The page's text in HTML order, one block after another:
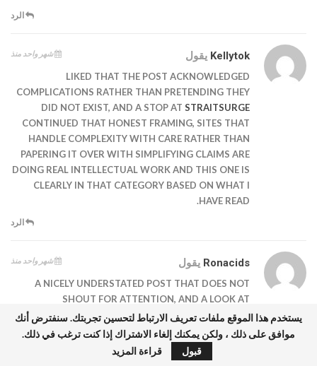
الرد
Kellytok يقول شهر واحد منذ
LIKED THAT THE POST ACKNOWLEDGED
COMPLICATIONS RATHER THAN PRETENDING THEY
DID NOT EXIST, AND A STOP AT STRAITSURGE
CONTINUED THAT HONEST FRAMING, SITES THAT
HANDLE COMPLEXITY WITH CARE RATHER THAN
PAPERING IT OVER WITH SIMPLIFYING CLAIMS ARE
DOING REAL INTELLECTUAL WORK AND THIS ONE IS
CLEARLY IN THAT CATEGORY BASED ON WHAT I
HAVE READ.
الرد
Ronacids يقول شهر واحد منذ
A NICELY UNDERSTATED POST THAT DOES NOT
SHOUT FOR ATTENTION, AND A LOOK AT
TRITONSTYLE
MAINTAINED THE SAME QUIET
QUALITY, UNDERSTATEMENT IS A STYLISTIC CHOICE
THAT DISTINGUISHES SERIOUS WRITING FROM
ATTENTION SEEKING WRITING AND THIS SITE HAS
يستخدم هذا الموقع ملفات تعريف الارتباط لتحسين تجربتك. سنفترض أنك
موافق على ذلك ، ولكن يمكنك إلغاء الاشتراك إذا كنت ترغب في ذلك.
قبول
قراءة المزيد